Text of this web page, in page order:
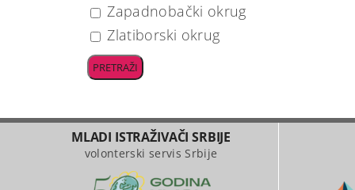
Zapadnobački okrug
Zlatiborski okrug
MLADI ISTRAŽIVAČI SRBIJE
volonterski servis Srbije